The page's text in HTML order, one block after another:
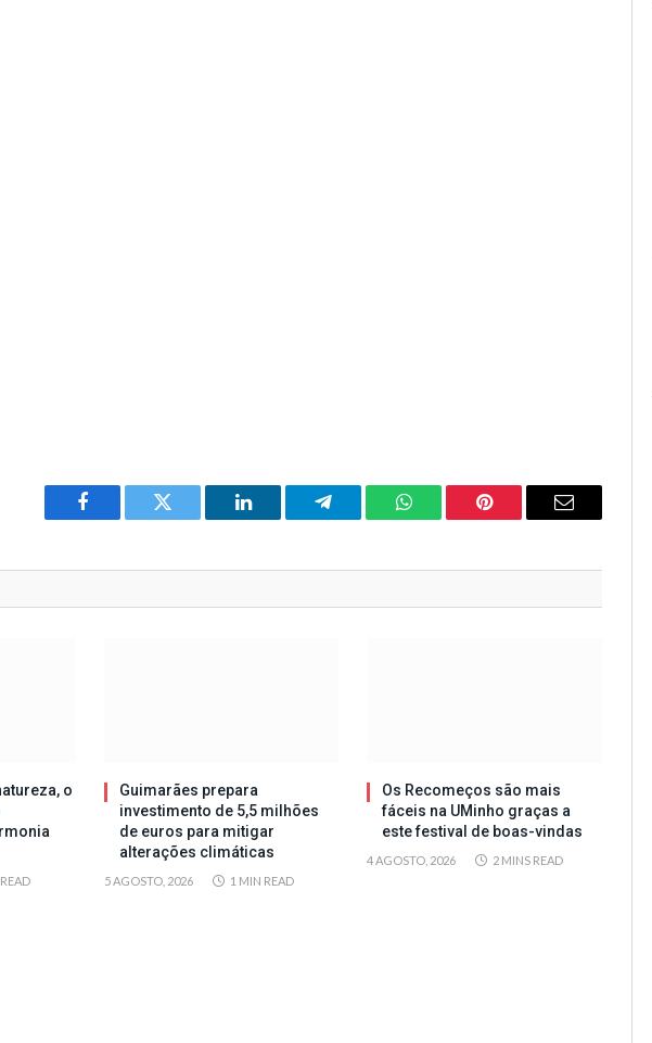
Facebook Twitter LinkedIn Telegram WhatsAppPinterest Email
o
Guimarães prepara
investimento de 5,5 milhões
de euros para mitigar
alterações climáticas
5 AGOSTO, 2026 1 MIN READ
Os Recomeços são mais
fáceis na UMinho graças a
este festival de boas-vindas
4 AGOSTO, 2026 2 MINS READ